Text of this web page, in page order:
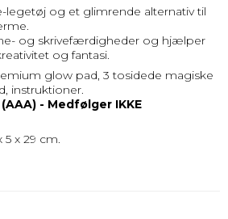
og et glimrende alternativ til
og skrivefærdigheder og hjælper
og fantasi.
glow pad, 3 tosidede magiske
instruktioner.
- Medfølger IKKE
5 x 29 cm.